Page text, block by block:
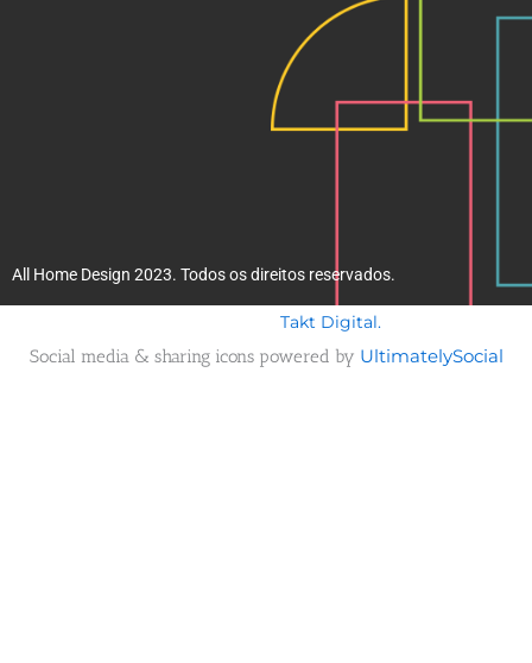
All Home Design 2023. Todos os direitos reservados.
Takt Digital.
Social media & sharing icons powered by UltimatelySocial